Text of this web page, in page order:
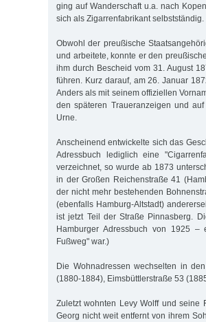
ging auf Wanderschaft u.a. nach
sich als Zigarrenfabrikant selbstständig.
Obwohl der preußische
und arbeitete, konnte er den
ihm durch Bescheid vom 31. August
führen. Kurz darauf, am 26. Januar
Anders als mit seinem offiziellen
den späteren Traueranzeigen und
Urne.
Anscheinend entwickelte sich das
Adressbuch lediglich eine
verzeichnet, so wurde ab 1873
in der Großen Reichenstraße 41
der nicht mehr bestehenden
(ebenfalls Hamburg-Altstadt)
ist jetzt Teil der Straße Pinnasberg.
Hamburger Adressbuch von 1925 –
Fußweg" war.)
Die Wohnadressen wechselten in
(1880-1884), Eimsbüttlerstraße 53
Zuletzt wohnten Levy Wolff und seine
Georg nicht weit entfernt von ihrem